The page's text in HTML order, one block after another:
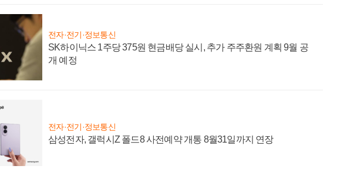
전자·전기·정보통신
SK하이닉스 1주당 375원 현금배당 실시, 추가 주주환원 계획 9월 공
개 예정
전자·전기·정보통신
삼성전자, 갤럭시Z 폴드8 사전예약 개통 8월31일까지 연장